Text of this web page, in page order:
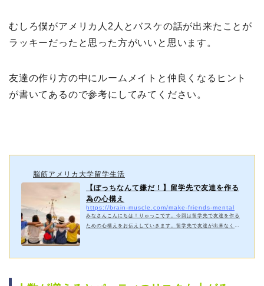
むしろ僕がアメリカ人2人とバスケの話が出来たことが
ラッキーだったと思った方がいいと思います。
友達の作り方の中にルームメイトと仲良くなるヒント
が書いてあるので参考にしてみてください。
脳筋アメリカ大学留学生活
【ぼっちなんて嫌だ！】留学先で友達を作る
為の心構え
https://brain-muscle.com/make-friends-mental
みなさんこんにちは！りゅっこです。今回は留学先で友達を作る
ための心構えをお伝えしていきます。留学先で友達が出来なくて